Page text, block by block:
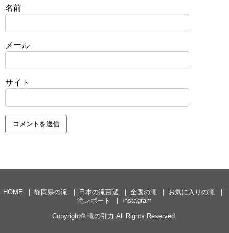
名前
メール
サイト
HOME 静岡県の滝 日本の滝百選 全国の滝
お気に入りの滝
滝レポート
Instagram
Copyright© 滝の引力 All Rights Reserved.